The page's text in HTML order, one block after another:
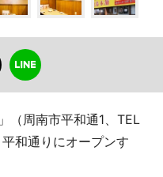
（周南市平和通1、TEL
和通りにオープンす